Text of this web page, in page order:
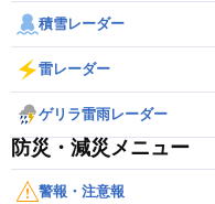
積雪レーダー
雷レーダー
ゲリラ雷雨レーダー
防災・減災メニュー
警報・注意報